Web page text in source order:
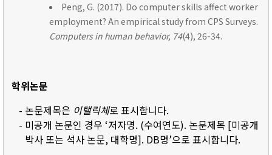
Peng, G. (2017). Do computer skills affect worker
employment? An empirical study from CPS Surveys.
Computers in human behavior, 74(4), 26-34.
학위논문
- 논문제목은 이탤릭체로 표시합니다.
- 미공개 논문인 경우 ‘저자명. (수여연도). 논문제목 [미공개
박사 또는 석사 논문, 대학명]. DB명’으로 표시합니다.